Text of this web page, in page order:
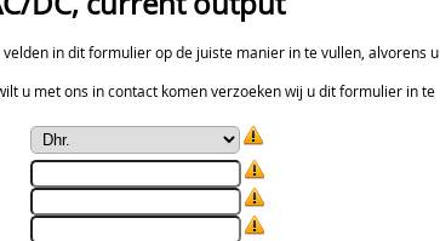
in dit formulier op de juiste manier in te vullen, alvorens u
u met ons in contact komen verzoeken wij u dit formulier in te